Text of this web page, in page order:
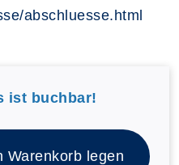
abschluesse.html
ist buchbar!
Warenkorb legen